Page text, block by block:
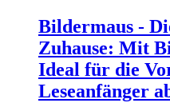
Bildermaus -
Zuhause: Mit
Ideal für die
Leseanfänger